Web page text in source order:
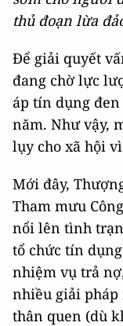
thủ đoạn lừa
Để giải quyết
đang chờ lực
áp tín dụng
năm. Như vậy,
lụy cho xã hội
Mới đây,
Tham mưu
nổi lên tình
tổ chức tín
nhiệm vụ trả
nhiều giải
thân quen (dù